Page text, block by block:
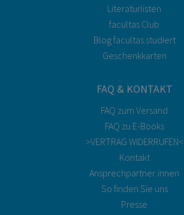
Literaturlisten
facultas Club
Blog facultas.studiert
Geschenkkarten
FAQ & KONTAKT
FAQ zum Versand
FAQ zu E-Books
>VERTRAG WIDERRUFEN<
Kontakt
Ansprechpartner:innen
So finden Sie uns
Presse